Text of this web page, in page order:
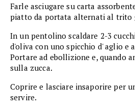
Farle asciugare su carta
piatto da portata alternati al trito
In un pentolino scaldare 2-3
d'oliva con uno spicchio d' aglio e
Portare ad ebollizione e, quando
sulla zucca.
Coprire e lasciare insaporire per
servire.